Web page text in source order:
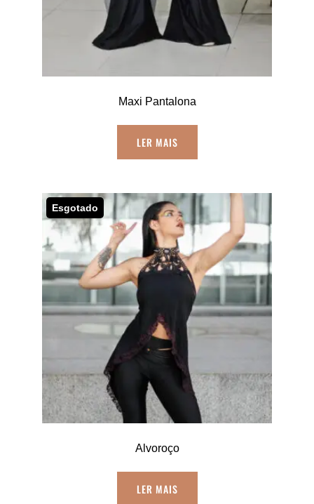
Maxi Pantalona
LER MAIS
Esgotado
Alvoroço
LER MAIS